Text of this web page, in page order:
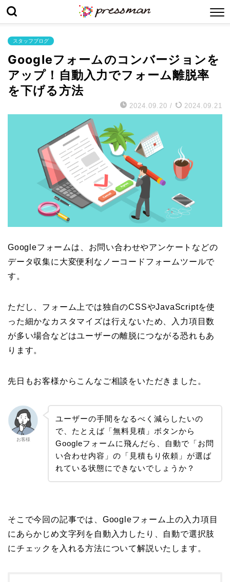
スタッフブログ
Googleフォームのコンバージョンを
アップ！自動入力でフォーム離脱率
を下げる方法
2024.09.20 / 2024.09.21
Googleフォームは、お問い合わせやアンケートなどの
データ収集に大変便利なノーコードフォームツールで
す。
ただし、フォーム上では独自のCSSやJavaScriptを使
った細かなカスタマイズは行えないため、入力項目数
が多い場合などはユーザーの離脱につながる恐れもあ
ります。
先日もお客様からこんなご相談をいただきました。
お客様
ユーザーの手間をなるべく減らしたいの
で、たとえば「無料見積」ボタンから
Googleフォームに飛んだら、自動で「お問
い合わせ内容」の「見積もり依頼」が選ば
れている状態にできないでしょうか？
そこで今回の記事では、Googleフォーム上の入力項目
にあらかじめ文字列を自動入力したり、自動で選択肢
にチェックを入れる方法について解説いたします。